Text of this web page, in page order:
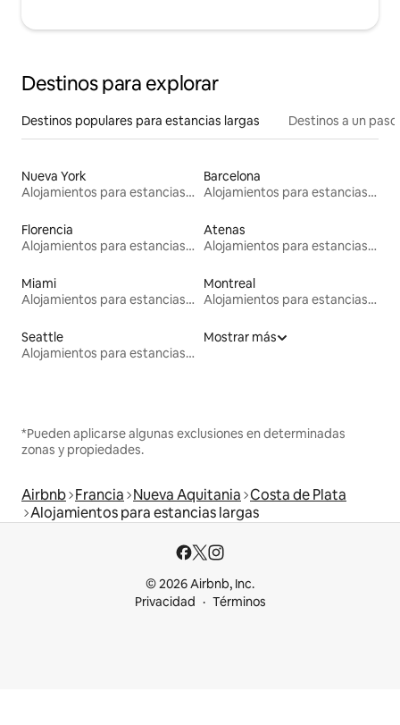
Destinos para explorar
Destinos populares para estancias largas Destinos a un
Nueva York
Alojamientos para estancias largas
Barcelona
Alojamientos para estancias largas
Florencia
Alojamientos para estancias largas
Atenas
Alojamientos para estancias largas
Miami
Alojamientos para estancias largas
Montreal
Alojamientos para estancias largas
Seattle
Alojamientos para estancias largas
Mostrar más
*Pueden aplicarse algunas exclusiones en determinadas
zonas y propiedades.
Airbnb Francia Nueva Aquitania Costa de Plata
Alojamientos para estancias largas
© 2026 Airbnb, Inc.
Privacidad
Términos